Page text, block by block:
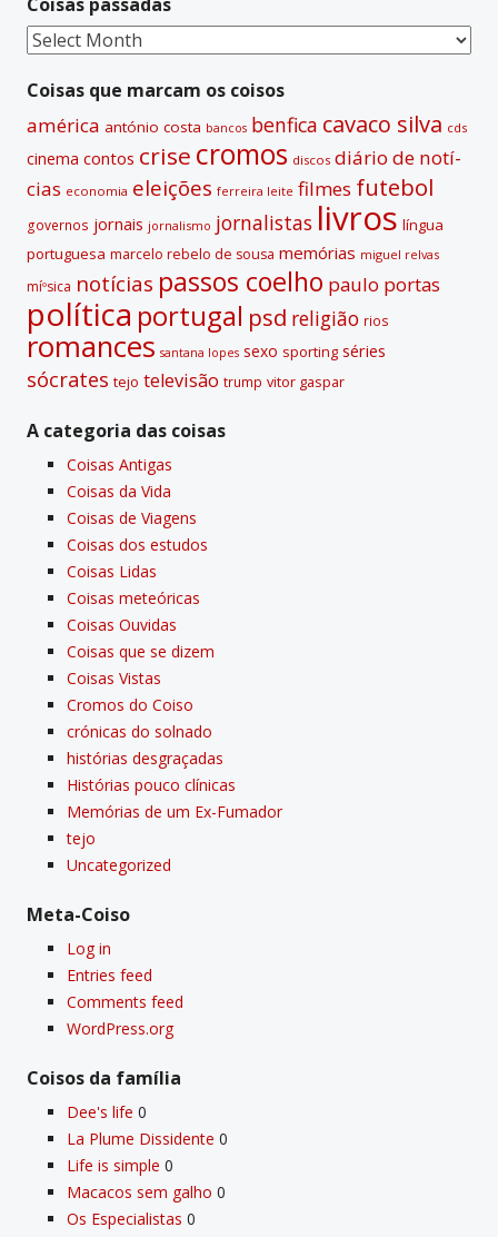
a
t
i
v
Coisas
Coisas que marcam os coisos
américa antónio costa bancos benfica cavaco silva cds
cinema contos crise cromos discos diário de notí­
cias economia eleições ferreira leite filmes futebol
governos jornais jornalismo jornalistas livros lí­ngua
portuguesa marcelo rebelo de sousa memórias miguel relvas
míºsica notí­cias passos coelho paulo portas
polí­tica portugal psd religião rios
romances santana lopes sexo sporting séries
sócrates tejo televisão trump vitor gaspar
A categoria das coisas
Coisas Antigas
Coisas da Vida
Coisas de Viagens
Coisas dos estudos
Coisas Lidas
Coisas meteóricas
Coisas Ouvidas
Coisas que se dizem
Coisas Vistas
Cromos do Coiso
crónicas do solnado
histórias desgraçadas
Histórias pouco clí­nicas
Memórias de um Ex-Fumador
tejo
Uncategorized
Meta-Coiso
Log in
Entries feed
Comments feed
WordPress.org
Coisos da famí­lia
Dee's life 0
La Plume Dissidente 0
Life is simple 0
Macacos sem galho 0
Os Especialistas 0